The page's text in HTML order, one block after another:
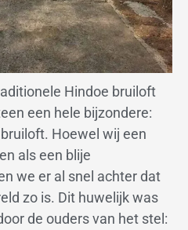
Hindoe bruiloft
een hele bijzondere:
Hoewel wij een
als een blije
we er al snel achter dat
zo is. Dit huwelijk was
de ouders van het stel: